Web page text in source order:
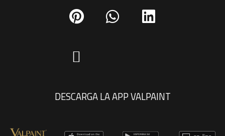
DESCARGA LA APP VALPAINT